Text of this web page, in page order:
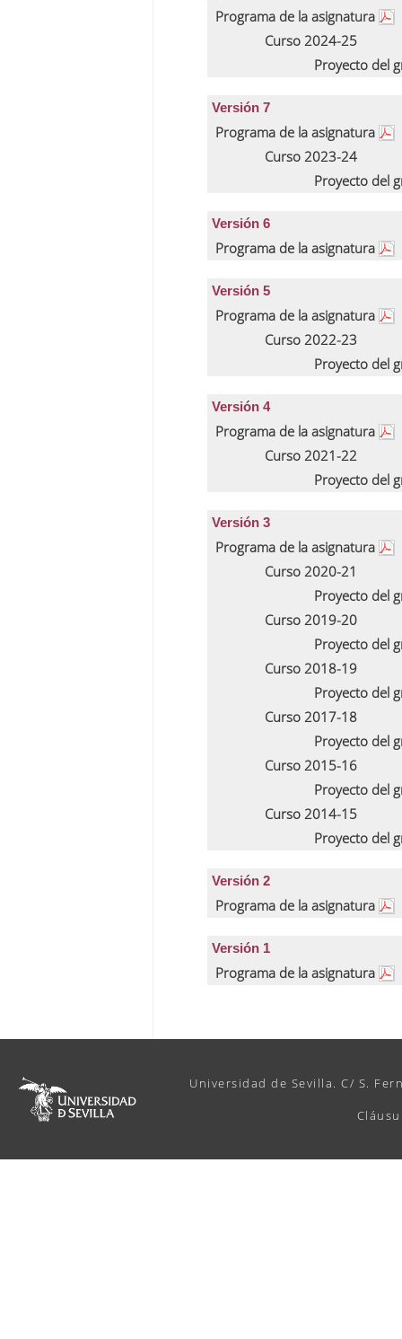
Programa de la asignatura
Curso 2024-25
Proyecto del
Versión 7
Programa de la asignatura
Curso 2023-24
Proyecto del
Versión 6
Programa de la asignatura
Versión 5
Programa de la asignatura
Curso 2022-23
Proyecto del
Versión 4
Programa de la asignatura
Curso 2021-22
Proyecto del
Versión 3
Programa de la asignatura
Curso 2020-21
Proyecto del
Curso 2019-20
Proyecto del
Curso 2018-19
Proyecto del
Curso 2017-18
Proyecto del
Curso 2015-16
Proyecto del
Curso 2014-15
Proyecto del
Versión 2
Programa de la asignatura
Versión 1
Programa de la asignatura
Universidad de Sevilla. C/ S.